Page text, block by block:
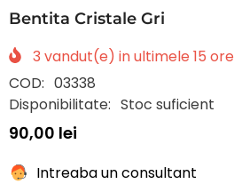
Bentita Cristale Gri
3 vandut(e) in ultimele 15 ore
COD: 03338
Disponibilitate: Stoc suficient
90,00 lei
Intreaba un consultant